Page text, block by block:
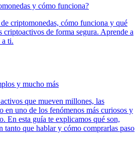
y cómo funciona?
criptomonedas, cómo funciona y qué
criptoactivos de forma segura. Aprende a
a ti.
y mucho más
que mueven millones, las
en uno de los fenómenos más curiosos y
En esta guía te explicamos qué son,
tanto que hablar y cómo comprarlas paso